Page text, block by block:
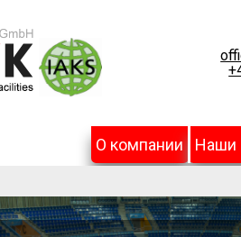
О компании Наши